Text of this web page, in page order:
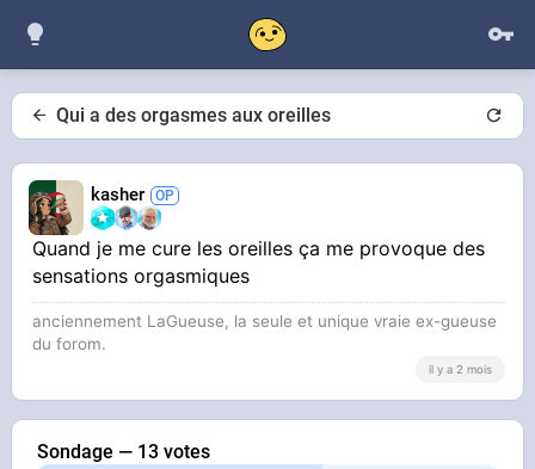
Qui a des orgasmes aux oreilles
kasher
Quand je me cure les oreilles ça me provoque des
sensations orgasmiques
anciennement LaGueuse, la seule et unique vraie ex-gueuse
du forom.
il y a 2 mois
Sondage — 13 votes